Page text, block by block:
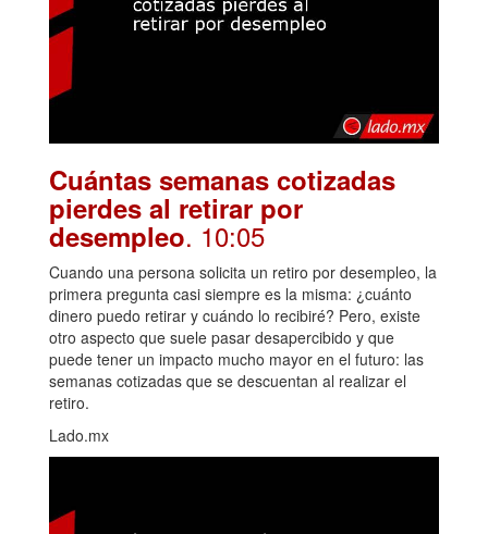
Cuántas semanas cotizadas
pierdes al retirar por
desempleo. 10:05
Cuando una persona solicita un retiro por desempleo, la
primera pregunta casi siempre es la misma: ¿cuánto
dinero puedo retirar y cuándo lo recibiré? Pero, existe
otro aspecto que suele pasar desapercibido y que
puede tener un impacto mucho mayor en el futuro: las
semanas cotizadas que se descuentan al realizar el
retiro.
Lado.mx